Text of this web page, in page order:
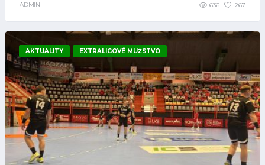
ADMIN 636 267
AKTUALITY EXTRALIGOVÉ MUŽSTVO